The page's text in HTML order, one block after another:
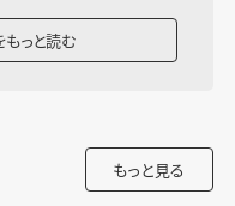
っと読む
もっと見る